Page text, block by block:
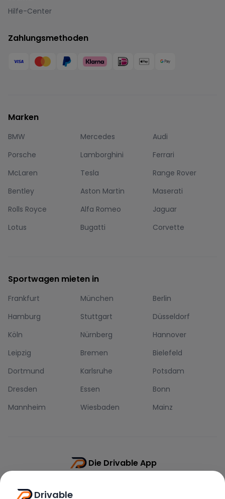
Hilfe-Center
Zahlungsmethoden
Marken
BMW Mercedes
Audi
Porsche
Lamborghini
Ferrari
McLaren
Tesla
Range Rover
Bentley
Aston Martin
Maserati
Rolls Royce
Alfa Romeo
Jaguar
Lotus
Bugatti Corvette
Sportwagen mieten in
Frankfurt München
Berlin
Hamburg
Stuttgart
Düsseldorf
Köln
Nürnberg
Hannover
Leipzig
Bremen
Bielefeld
Dortmund
Karlsruhe
Potsdam
Dresden
Essen
Bonn
Mannheim
Wiesbaden Mainz
Die Drivable App
Drivable